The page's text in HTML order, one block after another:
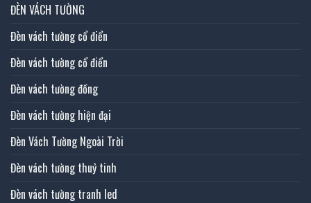
ĐÈN VÁCH TƯỜNG
Đèn vách tường cổ điển
Đèn vách tường cổ điển
Đèn vách tường đồng
Đèn vách tường hiện đại
Đèn Vách Tường Ngoài Trời
Đèn vách tường thuỷ tinh
Đèn vách tường tranh led